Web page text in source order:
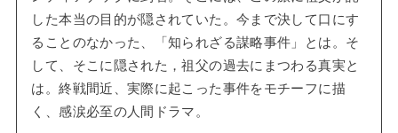
した本当の目的が隠されていた。今まで決して口にす
ることのなかった、「知られざる謀略事件」とは。そ
して、そこに隠された，祖父の過去にまつわる真実と
は。終戦間近、実際に起こった事件をモチーフに描
く、感涙必至の人間ドラマ。